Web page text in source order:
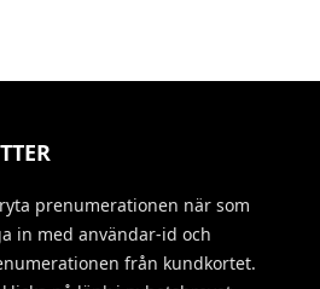
prenumerationen när som
in med användar-id och
från kundkortet.